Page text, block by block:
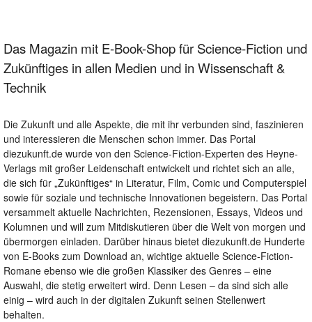
Das Magazin mit E-Book-Shop für Science-Fiction und
Zukünftiges in allen Medien und in Wissenschaft &
Technik
Die Zukunft und alle Aspekte, die mit ihr verbunden sind, faszinieren
und interessieren die Menschen schon immer. Das Portal
diezukunft.de wurde von den Science-Fiction-Experten des Heyne-
Verlags mit großer Leidenschaft entwickelt und richtet sich an alle,
die sich für „Zukünftiges“ in Literatur, Film, Comic und Computerspiel
sowie für soziale und technische Innovationen begeistern. Das Portal
versammelt aktuelle Nachrichten, Rezensionen, Essays, Videos und
Kolumnen und will zum Mitdiskutieren über die Welt von morgen und
übermorgen einladen. Darüber hinaus bietet diezukunft.de Hunderte
von E-Books zum Download an, wichtige aktuelle Science-Fiction-
Romane ebenso wie die großen Klassiker des Genres – eine
Auswahl, die stetig erweitert wird. Denn Lesen – da sind sich alle
einig – wird auch in der digitalen Zukunft seinen Stellenwert
behalten.